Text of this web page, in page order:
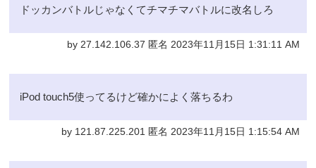
ドッカンバトルじゃなくてチマチマバトルに改名しろ
by 27.142.106.37 匿名 2023年11月15日 1:31:11 AM
iPod touch5使ってるけど確かによく落ちるわ
by 121.87.225.201 匿名 2023年11月15日 1:15:54 AM